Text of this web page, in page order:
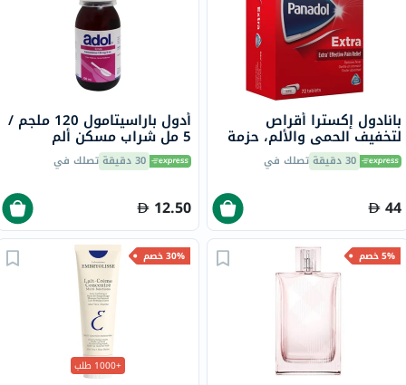
بانادول إكسترا أقراص
لتخفيف الحمى والألم، حزمة
من 72 30 دقيقة تصلك في
44
أدول باراسيتامول 120 ملجم /
5 مل شراب مسكن ألم
وخافض حرارة 100 مل
30 دقيقة تصلك في
12.50
5% خصم 30% خصم
+1000 طلب